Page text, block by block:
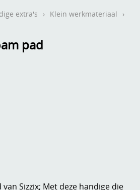
extra's › Klein werkmateriaal
›
pad
Sizzix; Met deze handige die